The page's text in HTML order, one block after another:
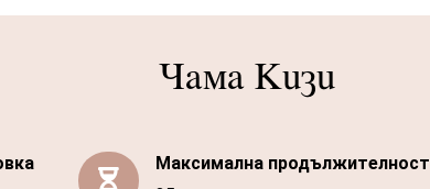
Чама Кизи

Максимална продължителност